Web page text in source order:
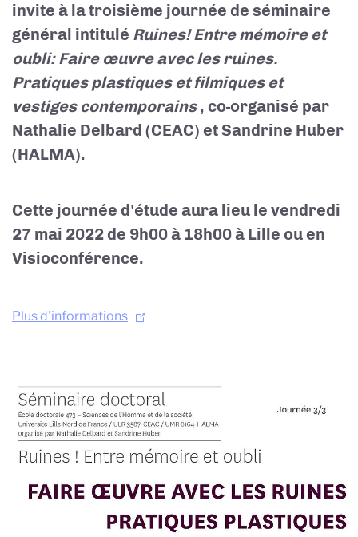
invite à la troisième journée de séminaire
général intitulé Ruines! Entre mémoire et
oubli: Faire œuvre avec les ruines.
Pratiques plastiques et filmiques et
vestiges contemporains , co-organisé par
Nathalie Delbard (CEAC) et Sandrine Huber
(HALMA).
Cette journée d'étude aura lieu le vendredi
27 mai 2022 de 9h00 à 18h00à Lille ou en
Visioconférence.
Plus d'informations